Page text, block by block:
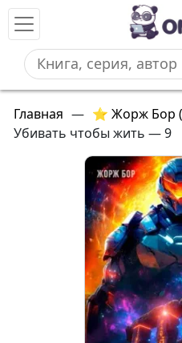
Главная — ⭐ Жорж Бор
Убивать чтобы жить — 9